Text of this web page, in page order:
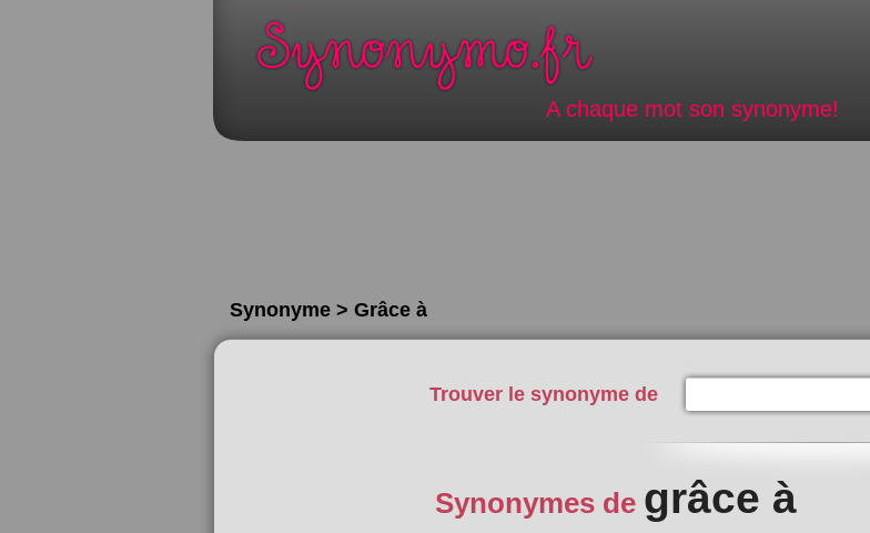
A chaque mot son synonyme!
Synonyme > Grâce à
Trouver le synonyme de
Synonymes de grâce à